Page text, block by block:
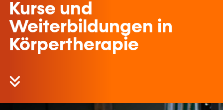
Kurse und
Weiterbildungen in
Körpertherapie